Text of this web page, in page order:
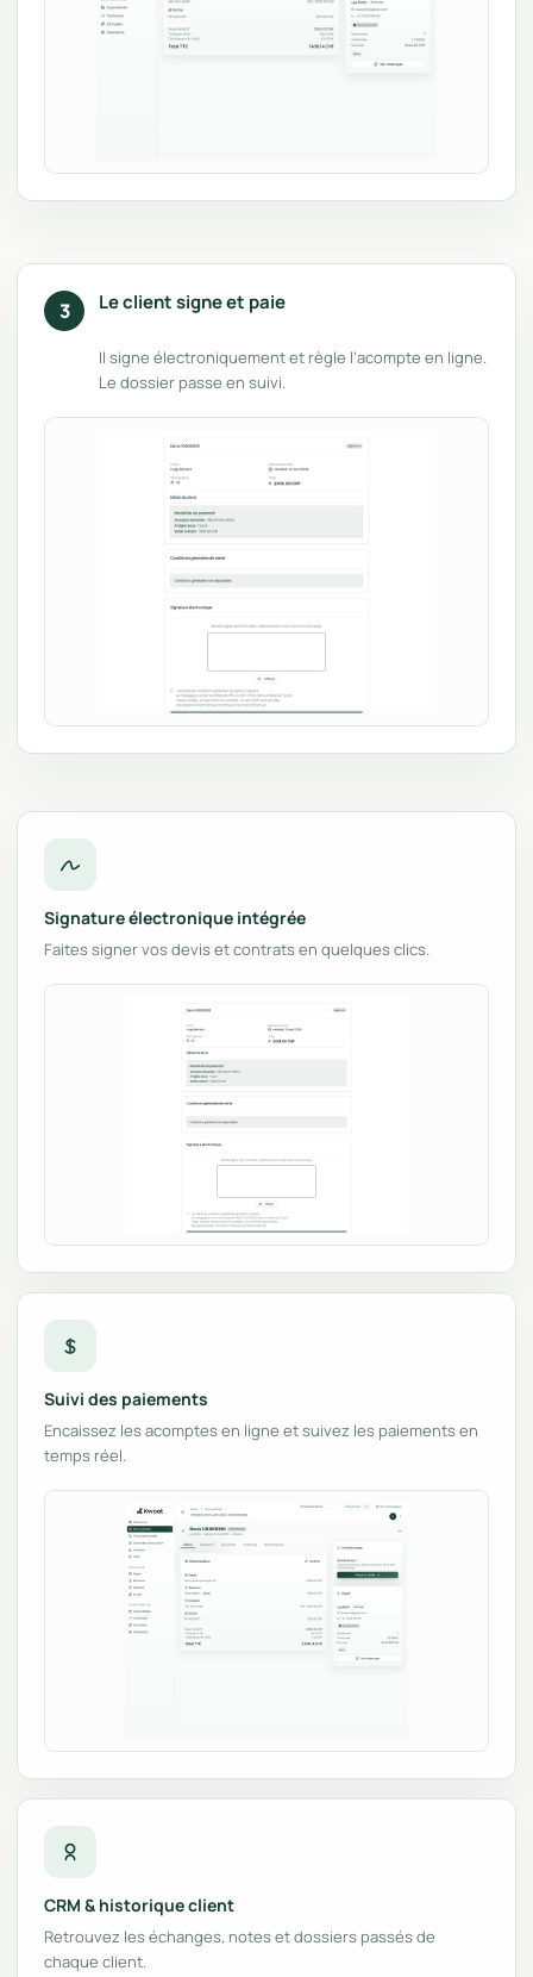
3 Le client signe et paie
Il signe électroniquement et règle l’acompte en ligne.
Le dossier passe en suivi.
Signature électronique intégrée
Faites signer vos devis et contrats en quelques clics.
Suivi des paiements
Encaissez les acomptes en ligne et suivez les paiements en
temps réel.
CRM & historique client
Retrouvez les échanges, notes et dossiers passés de
chaque client.